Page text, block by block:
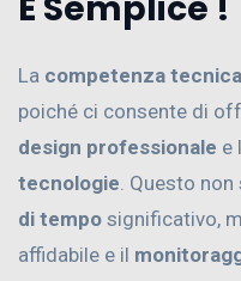
La competenza tecnica
poiché ci consente di
design professionale e
tecnologie . Questo
di tempo significativo,
affidabile e il